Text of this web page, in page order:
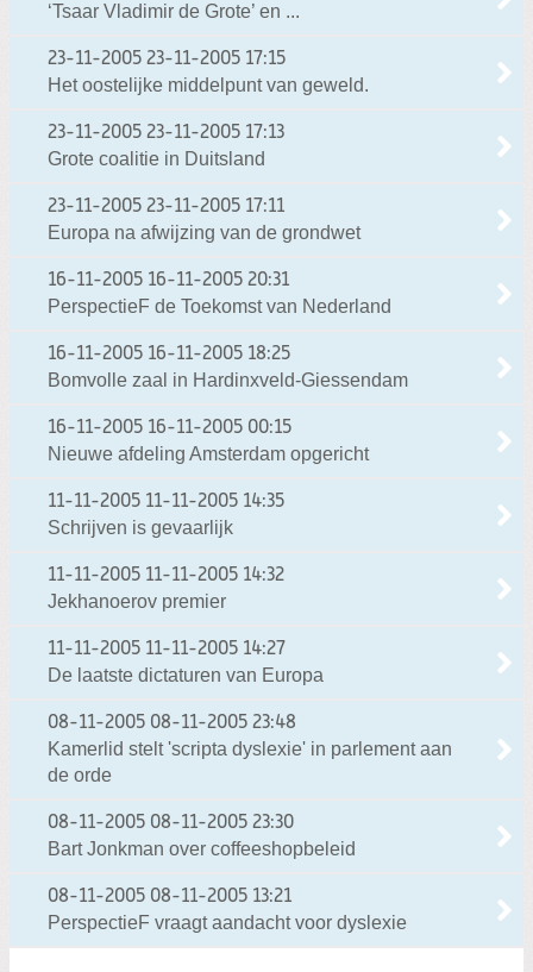
‘Tsaar Vladimir de Grote’ en ...
23-11-2005 23-11-2005 17:15
Het oostelijke middelpunt van geweld.
23-11-2005 23-11-2005 17:13
Grote coalitie in Duitsland
23-11-2005 23-11-2005 17:11
Europa na afwijzing van de grondwet
16-11-2005 16-11-2005 20:31
PerspectieF de Toekomst van Nederland
16-11-2005 16-11-2005 18:25
Bomvolle zaal in Hardinxveld-Giessendam
16-11-2005 16-11-2005 00:15
Nieuwe afdeling Amsterdam opgericht
11-11-2005 11-11-2005 14:35
Schrijven is gevaarlijk
11-11-2005 11-11-2005 14:32
Jekhanoerov premier
11-11-2005 11-11-2005 14:27
De laatste dictaturen van Europa
08-11-2005 08-11-2005 23:48
Kamerlid stelt 'scripta dyslexie' in parlement aan
de orde
08-11-2005 08-11-2005 23:30
Bart Jonkman over coffeeshopbeleid
08-11-2005 08-11-2005 13:21
PerspectieF vraagt aandacht voor dyslexie